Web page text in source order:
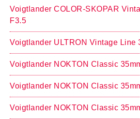
Voigtlander COLOR-SKOPAR
F3.5
Voigtlander ULTRON Vintage Line
Voigtlander NOKTON Classic
Voigtlander NOKTON Classic
Voigtlander NOKTON Classic